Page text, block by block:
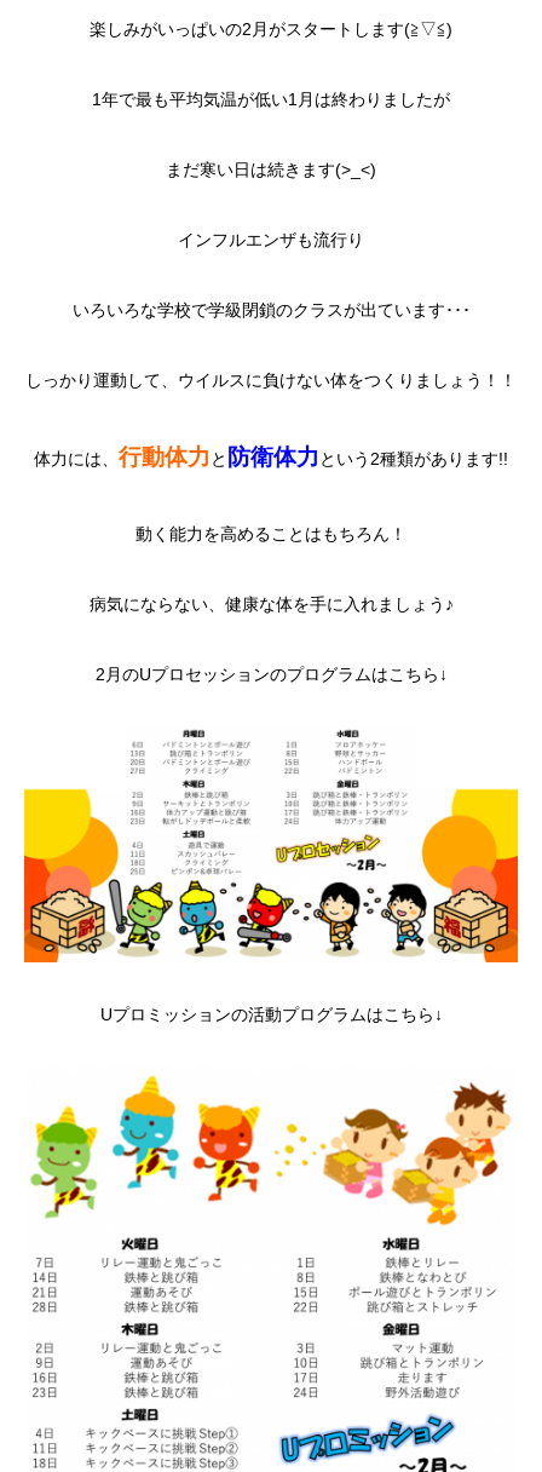
楽しみがいっぱいの2月がスタートします(≧▽≦)
1年で最も平均気温が低い1月は終わりましたが
まだ寒い日は続きます(>_<)
インフルエンザも流行り
いろいろな学校で学級閉鎖のクラスが出ています･･･
しっかり運動して、ウイルスに負けない体をつくりましょう！！
体力には、 行動体力 と 防衛体力 という2種類があります!!
動く能力を高めることはもちろん！
病気にならない、健康な体を手に入れましょう♪
2月のUプロセッションのプログラムはこちら↓
Uプロミッションの活動プログラムはこちら↓